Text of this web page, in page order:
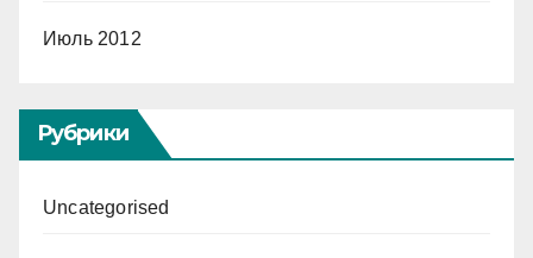
Июль 2012
Рубрики
Uncategorised